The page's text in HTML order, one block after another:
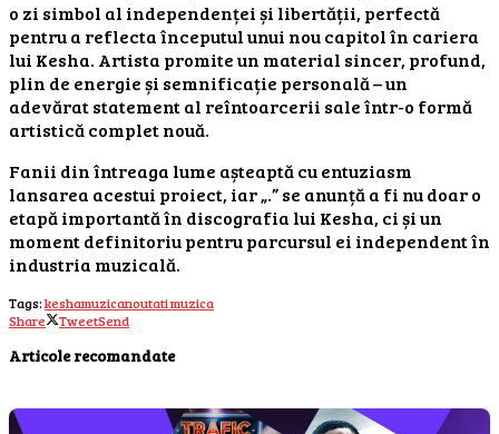
o zi simbol al independenței și libertății, perfectă
pentru a reflecta începutul unui nou capitol în cariera
lui Kesha. Artista promite un material sincer, profund,
plin de energie și semnificație personală – un
adevărat statement al reîntoarcerii sale într-o formă
artistică complet nouă.
Fanii din întreaga lume așteaptă cu entuziasm
lansarea acestui proiect, iar „.” se anunță a fi nu doar o
etapă importantă în discografia lui Kesha, ci și un
moment definitoriu pentru parcursul ei independent în
industria muzicală.
Tags:keshamuzicanoutati muzica
Share
TweetSend
Articole recomandate